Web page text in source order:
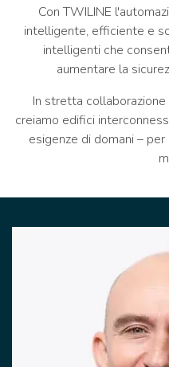
Con TWILINE
intelligente, efficiente e
intelligenti che
aumentare la
In stretta
creiamo edifici
esigenze di domani –